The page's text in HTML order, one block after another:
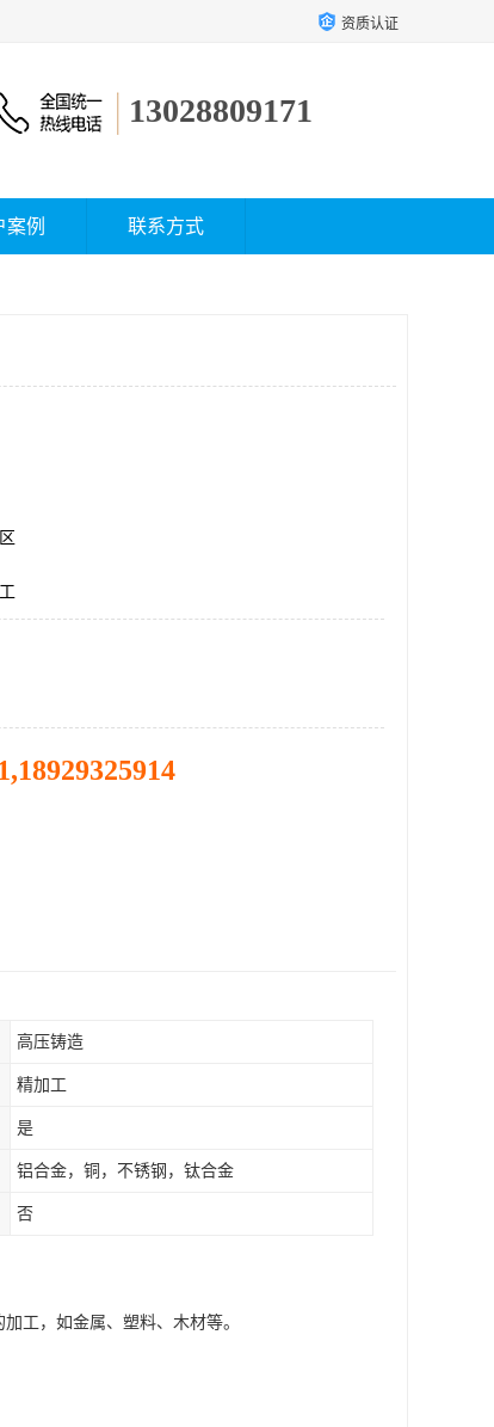
资质认证
13028809171
案例 联系方式
高压铸造
精加工
是
铝合金，铜，不锈钢，钛合金
否
工，如金属、塑料、木材等。